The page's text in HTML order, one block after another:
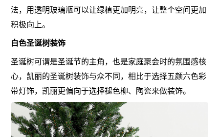
法，用透明玻璃瓶可以让绿植更加明亮，让整个空间更加
积极向上。
白色圣诞树装饰
圣诞树可谓是圣诞节的主角，也是家庭聚会时的氛围感核
心，凯丽的圣诞树装饰与众不同，相比于选择五颜六色彩
带灯饰，凯丽更偏向于选择褪色柳、陶瓷来做装饰。